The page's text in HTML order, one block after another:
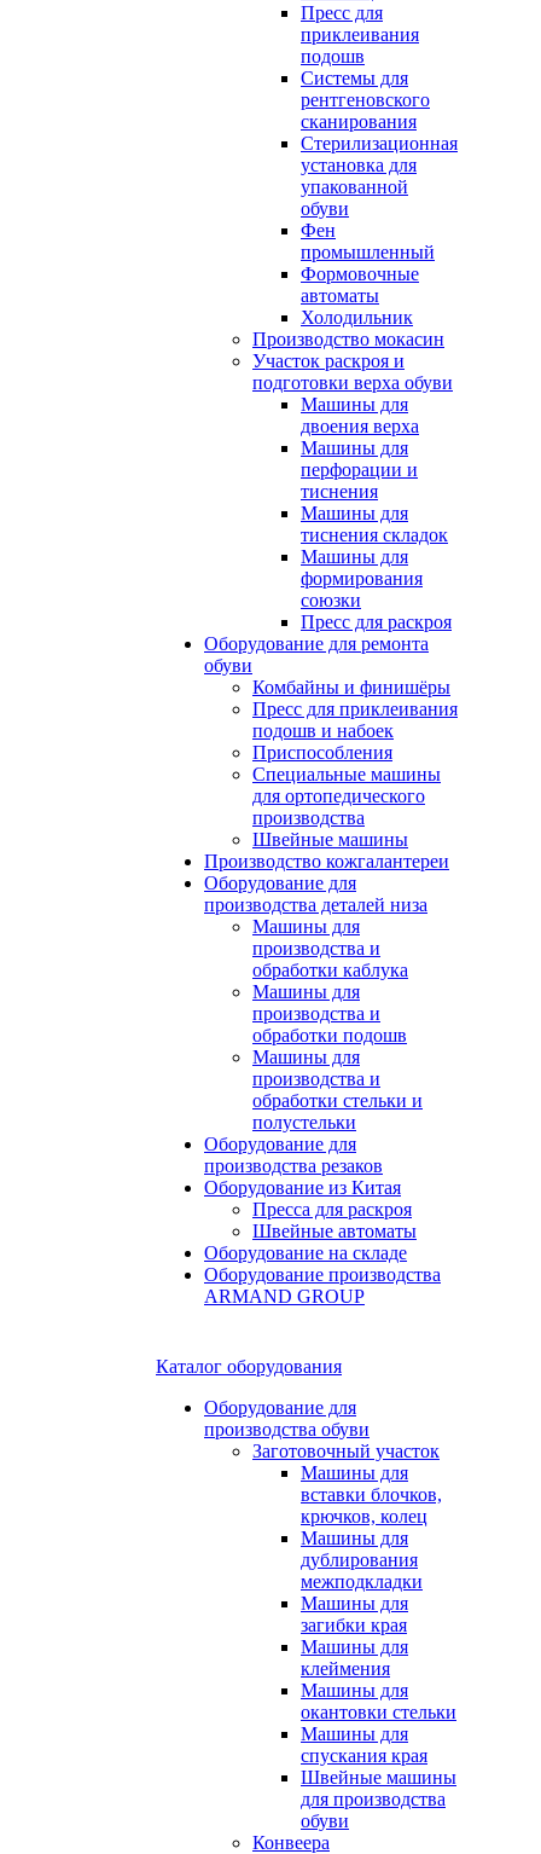
Пресс для
приклеивания
подошв
Системы для
рентгеновского
сканирования
Стерилизационная
установка для
упакованной
обуви
Фен
промышленный
Формовочные
автоматы
Холодильник
Производство мокасин
Участок раскроя и
подготовки верха обуви
Машины для
двоения верха
Машины для
перфорации и
тиснения
Машины для
тиснения складок
Машины для
формирования
союзки
Пресс для раскроя
Оборудование для ремонта
обуви
Комбайны и финишёры
Пресс для приклеивания
подошв и набоек
Приспособления
Специальные машины
для ортопедического
производства
Швейные машины
Производство кожгалантереи
Оборудование для
производства деталей низа
Машины для
производства и
обработки каблука
Машины для
производства и
обработки подошв
Машины для
производства и
обработки стельки и
полустельки
Оборудование для
производства резаков
Оборудование из Китая
Пресса для раскроя
Швейные автоматы
Оборудование на складе
Оборудование производства
ARMAND GROUP
Каталог оборудования
Оборудование для
производства обуви
Заготовочный участок
Машины для
вставки блочков,
крючков, колец
Машины для
дублирования
межподкладки
Машины для
загибки края
Машины для
клеймения
Машины для
окантовки стельки
Машины для
спускания края
Швейные машины
для производства
обуви
Конвеера